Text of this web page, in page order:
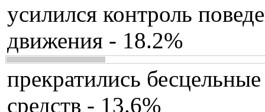
усилился контроль
движения - 18.2%
прекратились
средств - 13.6%